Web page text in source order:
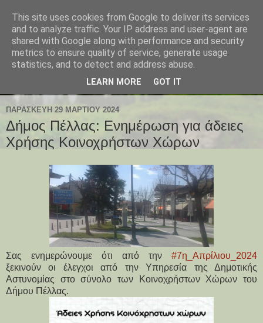
ΠΑΡΑΣΚΕΥΉ 29 ΜΑΡΤΊΟΥ 2024
Δήμος Πέλλας: Ενημέρωση για άδειες
Χρήσης Κοινοχρήστων Χώρων
Σας ενημερώνουμε ότι από την #7η_Απρίλιου_2024
ξεκινούν οι έλεγχοι από την Υπηρεσία της Δημοτικής
Αστυνομίας στο σύνολο των Κοινοχρήστων Χώρων του
Δήμου Πέλλας.
This site uses cookies from Google to deliver its services
and to analyze traffic. Your IP address and user-agent are
shared with Google along with performance and security
metrics to ensure quality of service, generate usage
statistics, and to detect and address abuse.
LEARN MORE GOT IT